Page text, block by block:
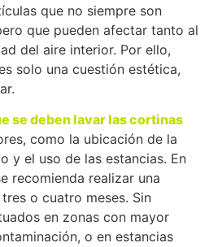
que no siempre son
que pueden afectar tanto al
del aire interior. Por ello,
solo una cuestión estética,
se deben lavar las cortinas
como la ubicación de la
y el uso de las estancias. En
recomienda realizar una
o cuatro meses. Sin
en zonas con mayor
o en estancias